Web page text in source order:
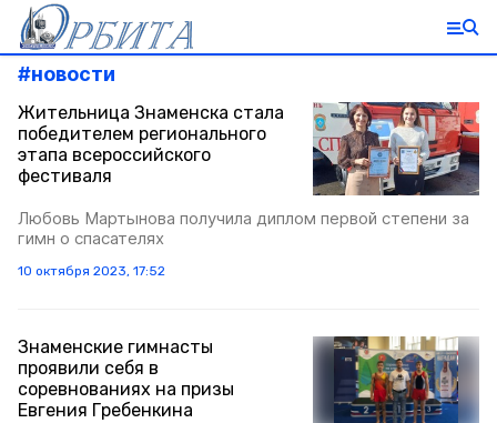
#новости
Жительница Знаменска стала
победителем регионального
этапа всероссийского
фестиваля
Любовь Мартынова получила диплом первой степени за
гимн о спасателях
10 октября 2023, 17:52
Знаменские гимнасты
проявили себя в
соревнованиях на призы
Евгения Гребенкина